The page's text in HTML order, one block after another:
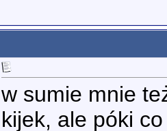
w sumie mnie
kijek, ale póki